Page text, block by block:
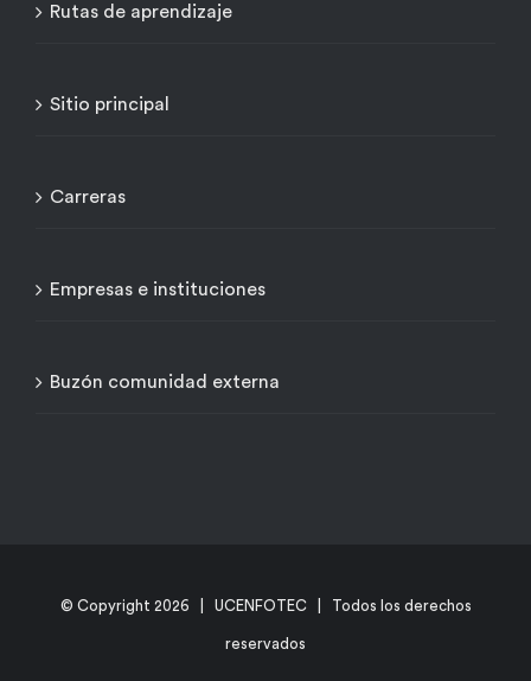
Rutas de aprendizaje
Sitio principal
Carreras
Empresas e instituciones
Buzón comunidad externa
© Copyright 2026 | UCENFOTEC | Todos los derechos
reservados